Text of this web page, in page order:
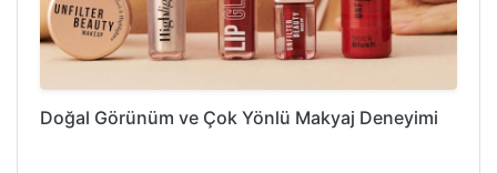
Doğal Görünüm ve Çok Yönlü Makyaj Deneyimi